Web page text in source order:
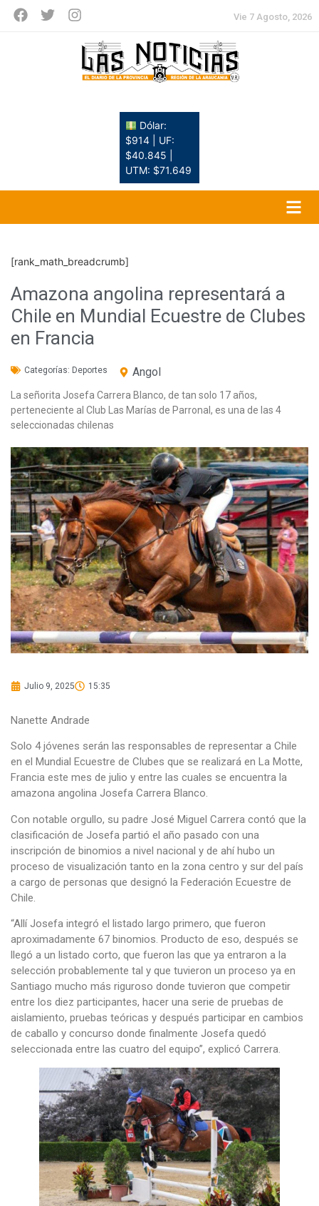
Vie 7 Agosto, 2026
Dólar:
$914 | UF:
$40.845 |
UTM: $71.649
[rank_math_breadcrumb]
Amazona angolina representará a
Chile en Mundial Ecuestre de Clubes
en Francia
Categorías: Deportes Angol
La señorita Josefa Carrera Blanco, de tan solo 17 años,
perteneciente al Club Las Marías de Parronal, es una de las 4
seleccionadas chilenas
Julio 9, 2025 15:35
Nanette Andrade
Solo 4 jóvenes serán las responsables de representar a Chile
en el Mundial Ecuestre de Clubes que se realizará en La Motte,
Francia este mes de julio y entre las cuales se encuentra la
amazona angolina Josefa Carrera Blanco.
Con notable orgullo, su padre José Miguel Carrera contó que la
clasificación de Josefa partió el año pasado con una
inscripción de binomios a nivel nacional y de ahí hubo un
proceso de visualización tanto en la zona centro y sur del país
a cargo de personas que designó la Federación Ecuestre de
Chile.
“Allí Josefa integró el listado largo primero, que fueron
aproximadamente 67 binomios. Producto de eso, después se
llegó a un listado corto, que fueron las que ya entraron a la
selección probablemente tal y que tuvieron un proceso ya en
Santiago mucho más riguroso donde tuvieron que competir
entre los diez participantes, hacer una serie de pruebas de
aislamiento, pruebas teóricas y después participar en cambios
de caballo y concurso donde finalmente Josefa quedó
seleccionada entre las cuatro del equipo”, explicó Carrera.